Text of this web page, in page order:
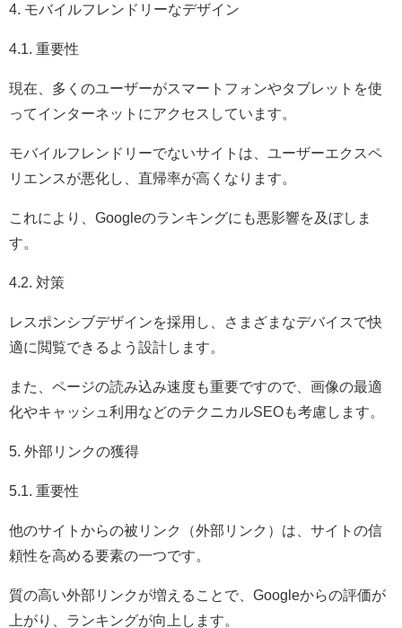
4. モバイルフレンドリーなデザイン
4.1. 重要性
現在、多くのユーザーがスマートフォンやタブレットを使
ってインターネットにアクセスしています。
モバイルフレンドリーでないサイトは、ユーザーエクスペ
リエンスが悪化し、直帰率が高くなります。
これにより、Googleのランキングにも悪影響を及ぼしま
す。
4.2. 対策
レスポンシブデザインを採用し、さまざまなデバイスで快
適に閲覧できるよう設計します。
また、ページの読み込み速度も重要ですので、画像の最適
化やキャッシュ利用などのテクニカルSEOも考慮します。
5. 外部リンクの獲得
5.1. 重要性
他のサイトからの被リンク（外部リンク）は、サイトの信
頼性を高める要素の一つです。
質の高い外部リンクが増えることで、Googleからの評価が
上がり、ランキングが向上します。